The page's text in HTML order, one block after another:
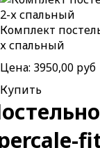
Комплект
х спальный
Цена: 3950,00 руб
Купить